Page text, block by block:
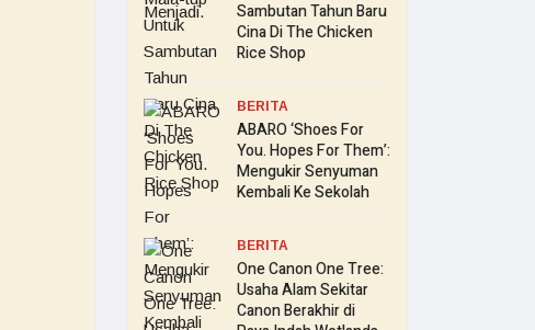
Sambutan Tahun Baru
Cina Di The Chicken
Rice Shop
BERITA
ABARO ‘Shoes For
You. Hopes For Them’:
Mengukir Senyuman
Kembali Ke Sekolah
BERITA
One Canon One Tree:
Usaha Alam Sekitar
Canon Berakhir di